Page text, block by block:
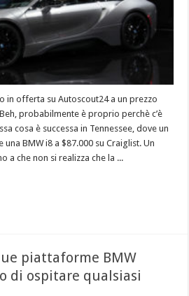
in offerta su Autoscout24 a un prezzo
probabilmente è proprio perchè c’è
cosa è successa in Tennessee, dove un
BMW i8 a $87.000 su Craiglist. Un
a che non si realizza che la ...
piattaforme BMW
di ospitare qualsiasi